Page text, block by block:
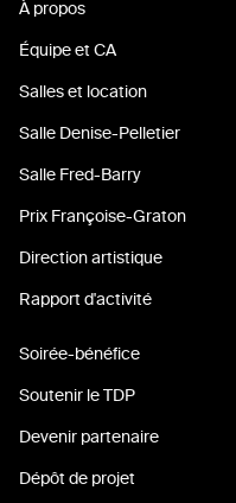
À propos
Équipe et CA
Salles et location
Salle Denise-Pelletier
Salle Fred-Barry
Prix Françoise-Graton
Direction artistique
Rapport d'activité
Soirée-bénéfice
Soutenir le TDP
Devenir partenaire
Dépôt de projet